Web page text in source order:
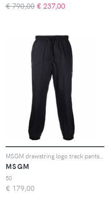
€ 790,00 € 237,00
MSGM
50
€ 179,00